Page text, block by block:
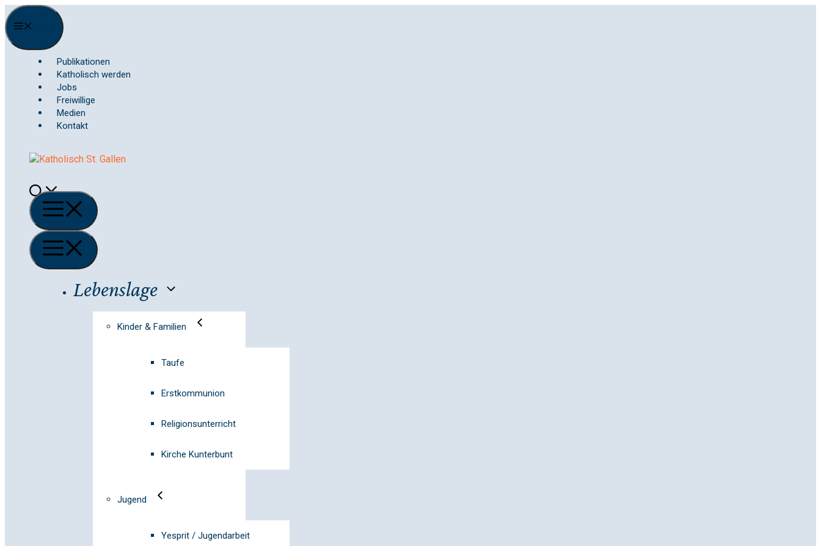
Springe
zum
Inhalt
Publikationen
Katholisch werden
Jobs
Freiwillige
Medien
Kontakt
Menü
Menü
Lebenslage
Kinder & Familien
Taufe
Erstkommunion
Religionsunterricht
Kirche Kunterbunt
Jugend
Yesprit / Jugendarbeit